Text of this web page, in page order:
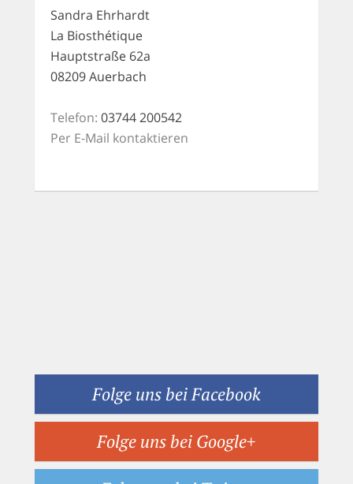
Sandra Ehrhardt
La Biosthétique
Hauptstraße 62a
08209 Auerbach
Telefon: 03744 200542
Per E-Mail kontaktieren
Folge uns bei Facebook
Folge uns bei Google+